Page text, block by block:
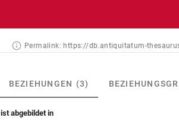
Permalink: https://db.antiquitatum-
BEZIEHUNGEN (3)
ist abgebildet in